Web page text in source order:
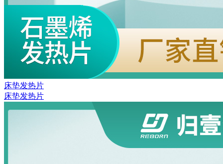
床垫发热片
床垫发热片